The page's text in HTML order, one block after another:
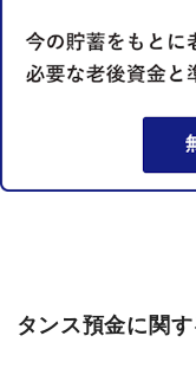
タンス預金に関